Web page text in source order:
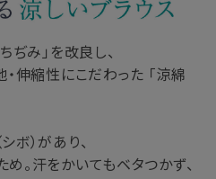
み」を改良し、
伸縮性にこだわった 「涼綿
）があり、
。汗をかいてもベタつかず、